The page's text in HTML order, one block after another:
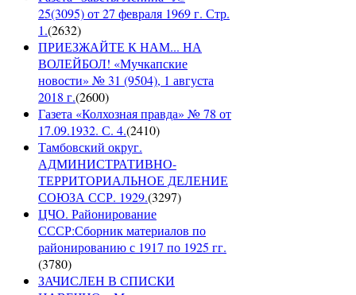
25(3095) от 27 февраля 1969 г. Стр.
1.(2632)
ПРИЕЗЖАЙТЕ К НАМ... НА
ВОЛЕЙБОЛ! «Мучкапские
новости» № 31 (9504), 1 августа
2018 г.(2600)
Газета «Колхозная правда» № 78 от
17.09.1932. С. 4.(2410)
Тамбовский округ.
АДМИНИСТРАТИВНО-
ТЕРРИТОРИАЛЬНОЕ ДЕЛЕНИЕ
СОЮЗА ССР. 1929.(3297)
ЦЧО. Районирование
СССР:Сборник материалов по
районированию с 1917 по 1925 гг.
(3780)
ЗАЧИСЛЕН В СПИСКИ